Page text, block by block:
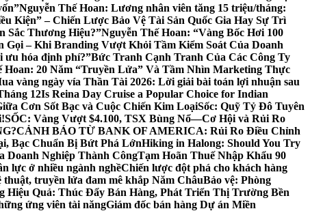
Nguyễn Thế Hoan: Lương nhân viên tăng 15 triệu/tháng:
Kiện” – Chiến Lược Bảo Vệ Tài Sản Quốc Gia Hay Sự Trì
Sắc Thương Hiệu?”Nguyễn Thế Hoan: “Vàng Bốc Hơi 100
Gọi – Khi Branding Vượt Khỏi Tầm Kiểm Soát Của Doanh
ưu hóa định phí?”Bức Tranh Cạnh Tranh Của Các Công Ty
Hoan: 20 Năm “Truyền Lửa” Và Tầm Nhìn Marketing Thực
vàng ngày vía Thần Tài 2026: Lời giải bài toán lợi nhuận sau
12Is Reina Day Cruise a Popular Choice for Indian
Cơn Sốt Bạc và Cuộc Chiến Kim LoạiSốc: Quỹ Tỷ Đô Tuyên
SỐC: Vàng Vượt $4.100, TSX Bùng Nổ—Cơ Hội và Rủi Ro
CẢNH BÁO TỪ BANK OF AMERICA: Rủi Ro Điều Chỉnh
Bạc Chuẩn Bị Bứt Phá LớnHiking in Halong: Should You Try
Doanh Nghiệp Thành CôngTạm Hoãn Thuế Nhập Khẩu 90
lực ở nhiều ngành nghềChiến lược đột phá cho khách hàng
truyền lửa đam mê khắp Năm ChâuBảo vệ: Phòng
Hiệu Quả: Thúc Đẩy Bán Hàng, Phát Triển Thị Trường Bền
ứng viên tài năngGiám đốc bán hàng Dự án Miền